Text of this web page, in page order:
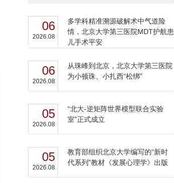
06
2026.08
多学科精准溯源破解术中气道险
情，北京大学第三医院MDT护航患
儿手术平安
06
2026.08
从珠峰到北京，北京大学第三医院
为小顿珠、小扎西“松绑”
05
2026.08
“北大-逆矩阵世界模型联合实验
室”正式成立
05
2026.08
教育部组织北京大学编写的“新时
代系列”教材《发展心理学》出版